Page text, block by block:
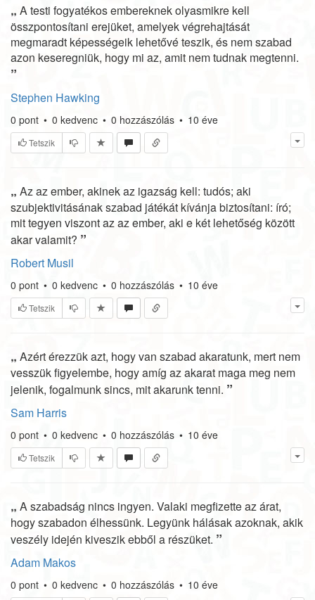
„ A testi fogyatékos embereknek olyasmikre kell
összpontosítani erejüket, amelyek végrehajtását
megmaradt képességeik lehetővé teszik, és nem szabad
azon keseregniük, hogy mi az, amit nem tudnak megtenni.
”
Stephen Hawking
0 pont • 0 kedvenc • 0 hozzászólás • 10 éve
Tetszik
„ Az az ember, akinek az igazság kell: tudós; aki
szubjektivitásának szabad játékát kívánja biztosítani: író;
mit tegyen viszont az az ember, aki e két lehetőség között
akar valamit? ”
Robert Musil
0 pont • 0 kedvenc • 0 hozzászólás • 10 éve
Tetszik
„ Azért érezzük azt, hogy van szabad akaratunk, mert nem
vesszük figyelembe, hogy amíg az akarat maga meg nem
jelenik, fogalmunk sincs, mit akarunk tenni. ”
Sam Harris
0 pont • 0 kedvenc • 0 hozzászólás • 10 éve
Tetszik
„ A szabadság nincs ingyen. Valaki megfizette az árat,
hogy szabadon élhessünk. Legyünk hálásak azoknak, akik
veszély idején kiveszik ebből a részüket. ”
Adam Makos
0 pont • 0 kedvenc • 0 hozzászólás • 10 éve